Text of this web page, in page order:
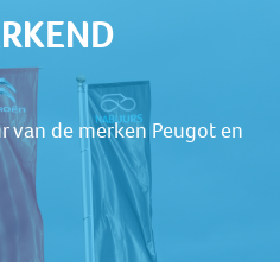
van de merken Peugot en